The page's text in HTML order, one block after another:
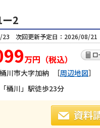
2
23 次回更新予定日：2026/08/21
万円（税込）
川市大字加納 ［周辺地図］
桶川」駅徒歩23分